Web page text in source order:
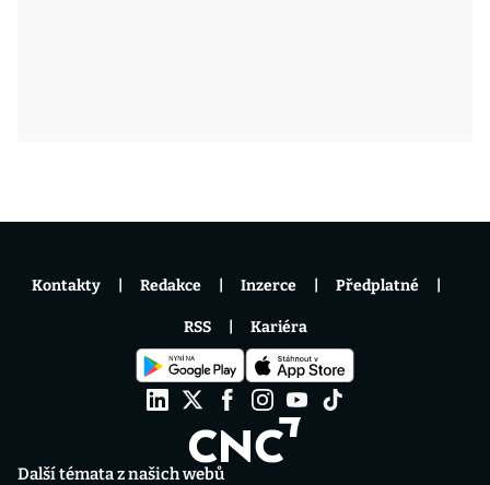
Další témata z našich webů
Kontakty Redakce Inzerce Předplatné
RSS Kariéra